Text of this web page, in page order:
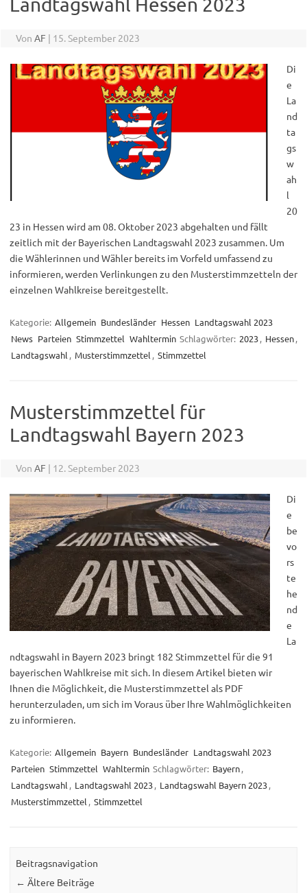
Von AF | 15. September 2023
Di
e
La
nd
ta
gs
w
ah
l
20
23 in Hessen wird am 08. Oktober 2023 abgehalten und fällt
zeitlich mit der Bayerischen Landtagswahl 2023 zusammen. Um
die Wählerinnen und Wähler bereits im Vorfeld umfassend zu
informieren, werden Verlinkungen zu den Musterstimmzetteln der
einzelnen Wahlkreise bereitgestellt.
Kategorie: Allgemein Bundesländer Hessen Landtagswahl 2023
News Parteien Stimmzettel Wahltermin Schlagwörter: 2023, Hessen,
Landtagswahl , Musterstimmzettel , Stimmzettel
Musterstimmzettel für
Landtagswahl Bayern 2023
Von AF | 12. September 2023
Di
e
be
vo
rs
te
he
nd
e
La
ndtagswahl in Bayern 2023 bringt 182 Stimmzettel für die 91
bayerischen Wahlkreise mit sich. In diesem Artikel bieten wir
Ihnen die Möglichkeit, die Musterstimmzettel als PDF
herunterzuladen, um sich im Voraus über Ihre Wahlmöglichkeiten
zu informieren.
Kategorie: Allgemein Bayern Bundesländer Landtagswahl 2023
Parteien Stimmzettel Wahltermin Schlagwörter: Bayern,
Landtagswahl , Landtagswahl 2023, Landtagswahl Bayern 2023,
Musterstimmzettel , Stimmzettel
Beitragsnavigation
← Ältere Beiträge